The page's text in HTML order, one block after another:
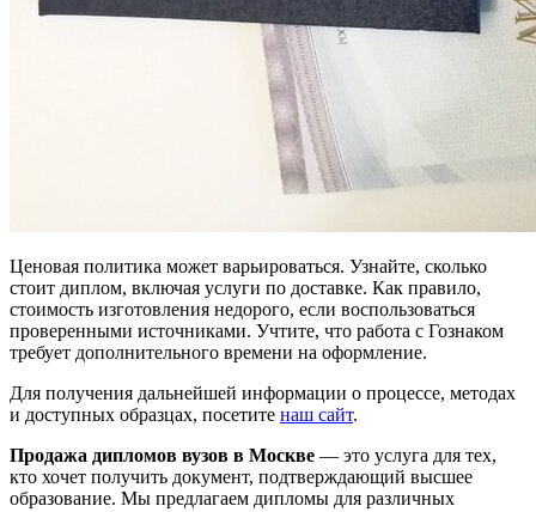
Ценовая политика может варьироваться. Узнайте, сколько
стоит диплом, включая услуги по доставке. Как правило,
стоимость изготовления недорого, если воспользоваться
проверенными источниками. Учтите, что работа с Гознаком
требует дополнительного времени на оформление.
Для получения дальнейшей информации о процессе, методах
и доступных образцах, посетите наш сайт.
Продажа дипломов вузов в Москве — это услуга для тех,
кто хочет получить документ, подтверждающий высшее
образование. Мы предлагаем дипломы для различных